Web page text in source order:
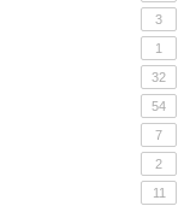
3
1
32
54
7
2
11